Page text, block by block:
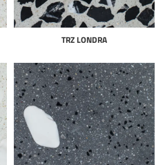
TRZ LONDRA